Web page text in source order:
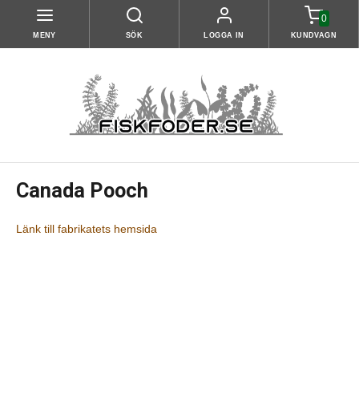
MENY SÖK LOGGA IN
0
KUNDVAGN
Canada Pooch
Länk till fabrikatets hemsida